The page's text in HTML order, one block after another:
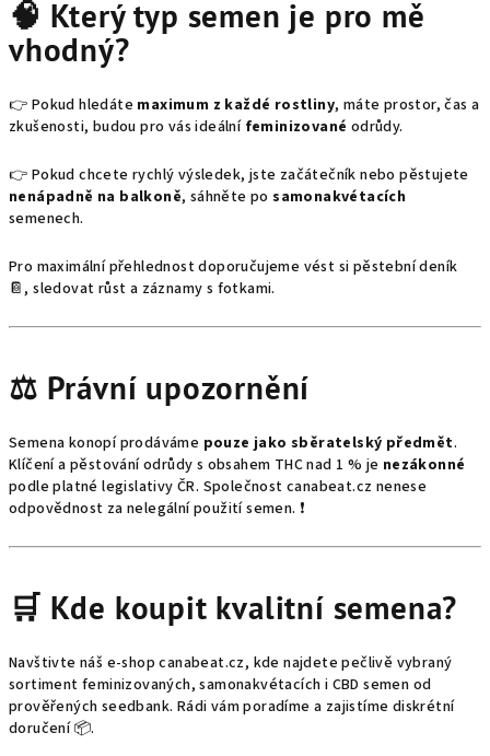
🧠 Který typ semen je pro mě
vhodný?
👉 Pokud hledáte maximum z každé rostliny, máte prostor, čas a
zkušenosti, budou pro vás ideální feminizované odrůdy.
👉 Pokud chcete rychlý výsledek, jste začátečník nebo pěstujete
nenápadně na balkoně, sáhněte posamonakvétacích
semenech.
Pro maximální přehlednost doporučujeme vést si pěstební deník
📔, sledovat růst a záznamy s fotkami.
⚖️ Právní upozornění
Semena konopí prodáváme pouze jako sběratelský předmět.
Klíčení a pěstování odrůdy s obsahem THC nad 1 % je nezákonné
podle platné legislativy ČR. Společnost canabeat.cz nenese
odpovědnost za nelegální použití semen. ❗
🛒 Kde koupit kvalitní semena?
Navštivte náš e-shopcanabeat.cz, kde najdete pečlivě vybraný
sortiment feminizovaných, samonakvétacích i CBD semen od
prověřených seedbank. Rádi vám poradíme a zajistíme diskrétní
doručení 📦.